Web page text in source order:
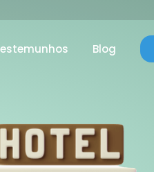
Blog